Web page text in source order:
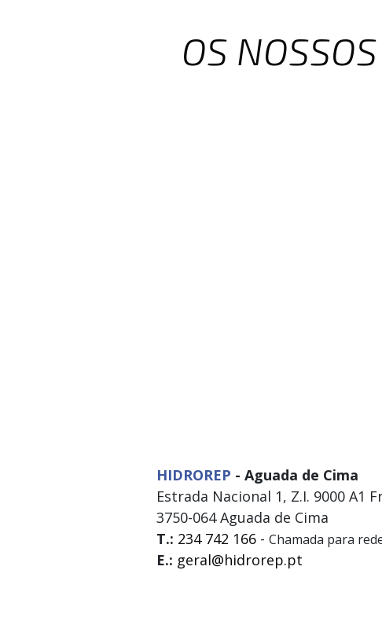
OS NOSSOS
HIDROREP - Aguada de Cima
Estrada Nacional 1, Z.I. 9000 A1
3750-064 Aguada de Cima
234 742 166 - Chamada para
geral@hidrorep.pt